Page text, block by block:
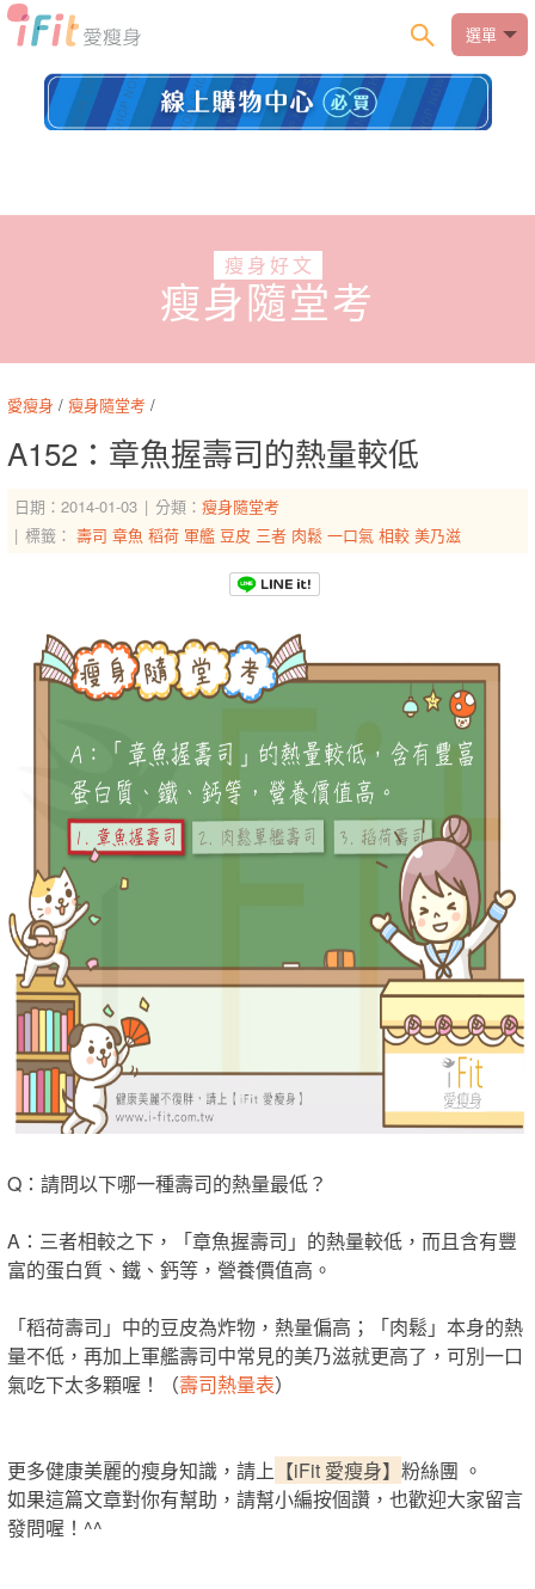
選單
瘦身好文
瘦身隨堂考
愛瘦身 / 瘦身隨堂考 /
A152：章魚握壽司的熱量較低
日期：2014-01-03 分類： 瘦身隨堂考
標籤： 壽司 章魚 稻荷 軍艦 豆皮 三者 肉鬆 一口氣 相較 美乃滋
Q：請問以下哪一種壽司的熱量最低？
A：三者相較之下，「章魚握壽司」的熱量較低，而且含有豐
富的蛋白質、鐵、鈣等，營養價值高。
「稻荷壽司」中的豆皮為炸物，熱量偏高；「肉鬆」本身的熱
量不低，再加上軍艦壽司中常見的美乃滋就更高了，可別一口
氣吃下太多顆喔！（壽司熱量表）
更多健康美麗的瘦身知識，請上 【iFit 愛瘦身】 粉絲團 。
如果這篇文章對你有幫助，請幫小編按個讚，也歡迎大家留言
發問喔！^^